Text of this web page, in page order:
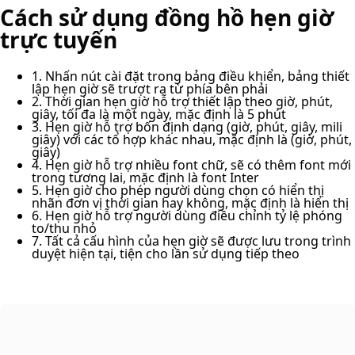
Cách sử dụng đồng hồ hẹn giờ
trực tuyến
1. Nhấn nút cài đặt trong bảng điều khiển, bảng thiết
lập hẹn giờ sẽ trượt ra từ phía bên phải
2. Thời gian hẹn giờ hỗ trợ thiết lập theo giờ, phút,
giây, tối đa là một ngày, mặc định là 5 phút
3. Hẹn giờ hỗ trợ bốn định dạng (giờ, phút, giây, mili
giây) với các tổ hợp khác nhau, mặc định là (giờ, phút,
giây)
4. Hẹn giờ hỗ trợ nhiều font chữ, sẽ có thêm font mới
trong tương lai, mặc định là font Inter
5. Hẹn giờ cho phép người dùng chọn có hiển thị
nhãn đơn vị thời gian hay không, mặc định là hiển thị
6. Hẹn giờ hỗ trợ người dùng điều chỉnh tỷ lệ phóng
to/thu nhỏ
7. Tất cả cấu hình của hẹn giờ sẽ được lưu trong trình
duyệt hiện tại, tiện cho lần sử dụng tiếp theo